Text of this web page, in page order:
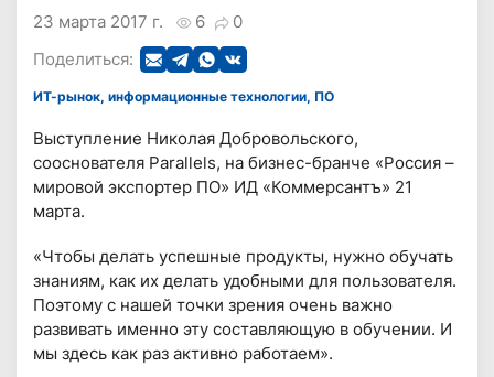
6 0
23 марта 2017 г.
Поделиться:
ИТ-рынок, информационные технологии, ПО
Выступление Николая Добровольского,
сооснователя Parallels, на бизнес-бранче «Россия –
мировой экспортер ПО» ИД «Коммерсантъ» 21
марта.
«Чтобы делать успешные продукты, нужно обучать
знаниям, как их делать удобными для пользователя.
Поэтому с нашей точки зрения очень важно
развивать именно эту составляющую в обучении. И
мы здесь как раз активно работаем».